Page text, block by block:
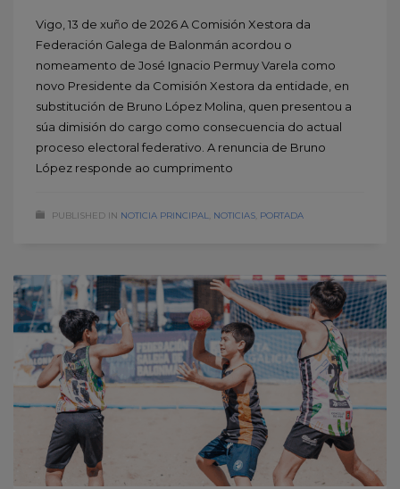
Vigo, 13 de xuño de 2026 A Comisión Xestora da
Federación Galega de Balonmán acordou o
nomeamento de José Ignacio Permuy Varela como
novo Presidente da Comisión Xestora da entidade, en
substitución de Bruno López Molina, quen presentou a
súa dimisión do cargo como consecuencia do actual
proceso electoral federativo. A renuncia de Bruno
López responde ao cumprimento
PUBLISHED IN NOTICIA PRINCIPAL NOTICIAS PORTADA